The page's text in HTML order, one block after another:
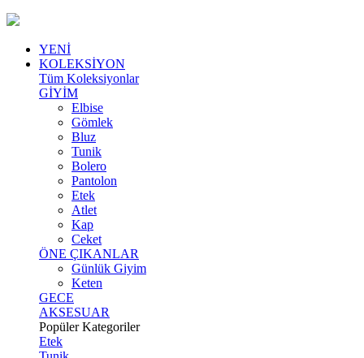
YENİ
KOLEKSİYON
Tüm Koleksiyonlar
GİYİM
Elbise
Gömlek
Bluz
Tunik
Bolero
Pantolon
Etek
Atlet
Kap
Ceket
ÖNE ÇIKANLAR
Günlük Giyim
Keten
GECE
AKSESUAR
Popüler Kategoriler
Etek